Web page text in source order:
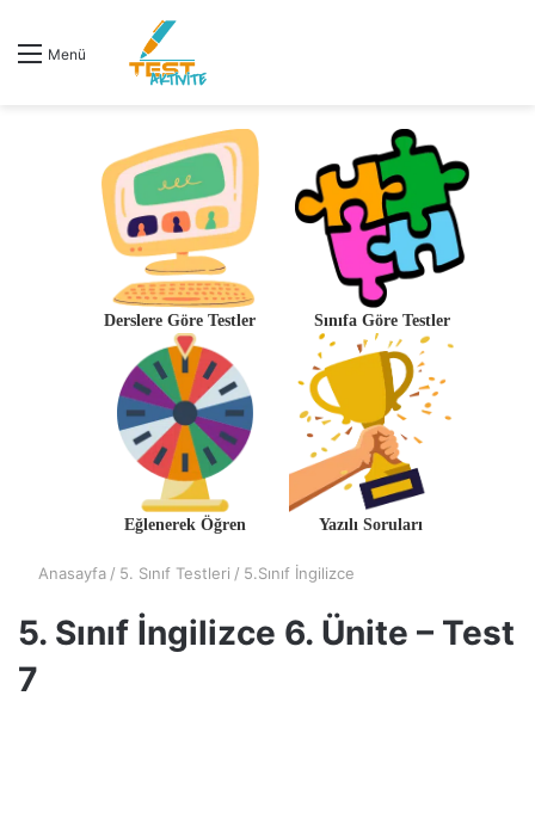
Menü
Derslere Göre Testler Sınıfa Göre Testler
Eğlenerek Öğren Yazılı Soruları
Anasayfa / 5. Sınıf Testleri / 5.Sınıf İngilizce
5. Sınıf İngilizce 6. Ünite – Test
7